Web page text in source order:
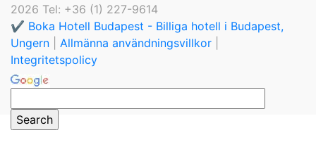
2026 Tel: +36 (1) 227-9614
✔️ Boka Hotell Budapest - Billiga hotell i Budapest,
Ungern
Allmänna användningsvillkor
Integritetspolicy